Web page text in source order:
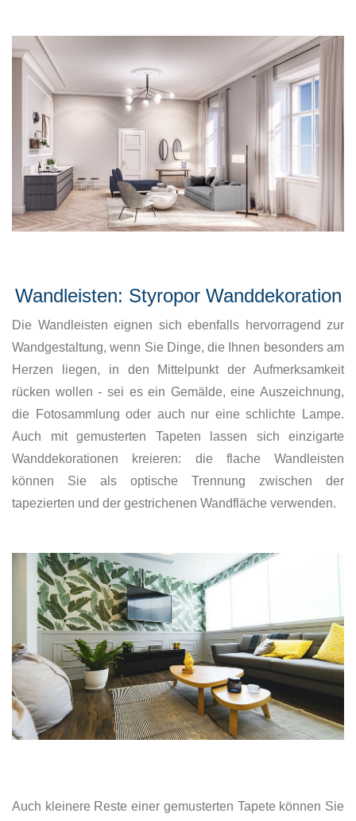
Wandleisten: Styropor Wanddekoration
Die Wandleisten eignen sich ebenfalls hervorragend zur
Wandgestaltung, wenn Sie Dinge, die Ihnen besonders am
Herzen liegen, in den Mittelpunkt der Aufmerksamkeit
rücken wollen - sei es ein Gemälde, eine Auszeichnung,
die Fotosammlung oder auch nur eine schlichte Lampe.
Auch mit gemusterten Tapeten lassen sich einzigarte
Wanddekorationen kreieren: die flache Wandleisten
können Sie als optische Trennung zwischen der
tapezierten und der gestrichenen Wandfläche verwenden.
Auch kleinere Reste einer gemusterten Tapete können Sie